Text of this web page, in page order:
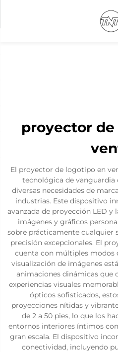
proyector
El proyector de logotipo en
tecnológica de vanguardia
diversas necesidades de
industrias. Este dispositivo
avanzada de proyección LED
imágenes y gráficos
sobre prácticamente cualquier
precisión excepcionales. El
cuenta con múltiples modos
visualización de imágenes
animaciones dinámicas que
experiencias visuales
ópticos sofisticados,
proyecciones nítidas y
de 2 a 50 pies, lo que los
entornos interiores íntimos
gran escala. El dispositivo
conectividad, incluyendo